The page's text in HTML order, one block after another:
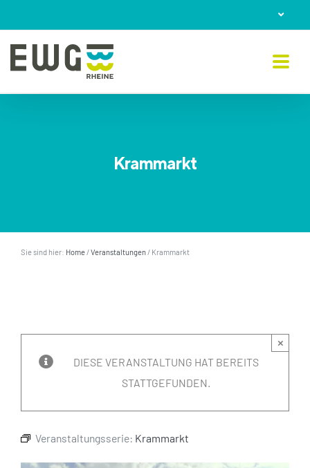
to
content
Krammarkt
Sie sind hier: Home/Veranstaltungen/ Krammarkt
DIESE VERANSTALTUNG HAT BEREITS
STATTGEFUNDEN.
×
Veranstaltungsserie: Krammarkt